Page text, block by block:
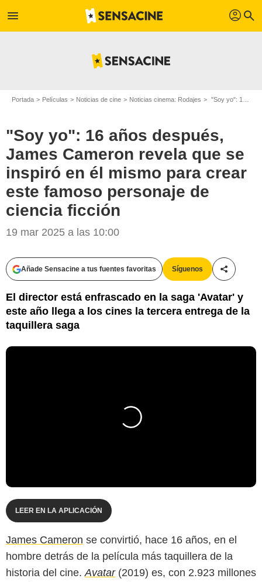
menu profil search
Portada Películas Noticias de cine Noticias cinema: Rodajes "Soy yo": 16 años después, James Cameron revela que se inspiró en él mismo para crear este famoso personaje de ciencia ficción
"Soy yo": 16 años después,
James Cameron revela que se
inspiró en él mismo para crear
este famoso personaje de
ciencia ficción
19 mar 2025 a las 10:00
Añade Sensacine a tus fuentes favoritas Síguenos
El director está enfrascado en la saga 'Avatar' y
este año llega a los cines la tercera entrega de la
taquillera saga
LEER EN LA APLICACIÓN
James Cameron se convirtió, hace 16 años, en el
hombre detrás de la película más taquillera de la
historia del cine. Avatar(2019) es, con 2.923 millones